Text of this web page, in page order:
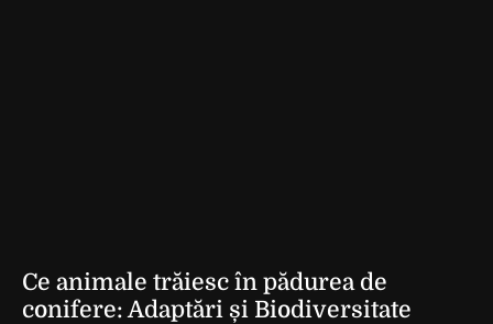
Ce animale trăiesc în pădurea de
conifere: Adaptări și Biodiversitate